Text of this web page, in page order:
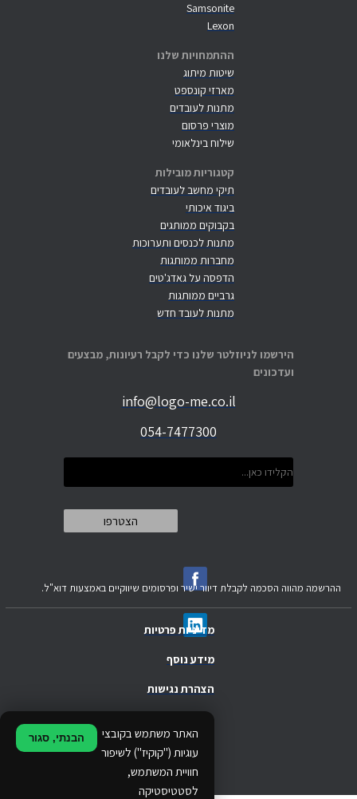
Samsonite
Lexon
ההתמחויות שלנו
שיטות מיתוג
מארזי קונספט
מתנות לעובדים
מוצרי פרסום
שילוח בינלאומי
קטגוריות מובילות
תיקי מחשב לעובדים
ביגוד איכותי
בקבוקים ממותגים
מתנות לכנסים ותערוכות
מחברות ממותגות
הדפסה על גאדג'טים
גרביים ממותגות
מתנות לעובד חדש
הירשמו לניוזלטר שלנו כדי לקבל רעיונות, מבצעים
ועדכונים
info@logo-me.co.il
054-7477300
מדיניות פרטיות
האתר משתמש בקובצי
עוגיות ("קוקיז") לשיפור
חוויית המשתמש,
לסטטיסטיקה
הבנתי, סגור
מידע נוסף
.
הצהרת נגישות
ההרשמה מהווה הסכמה לקבלת דיוור ישיר ופרסומים שיווקיים באמצעות דוא"ל.